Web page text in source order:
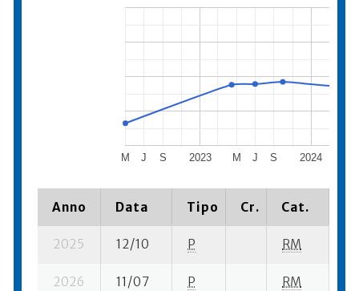
2023 2024
M J S M J S
Anno Data Tipo Cr. Cat.
2025 12/10 P RM
2026 11/07 P RM